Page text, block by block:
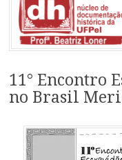
conteúdo
11° Encontro
no Brasil